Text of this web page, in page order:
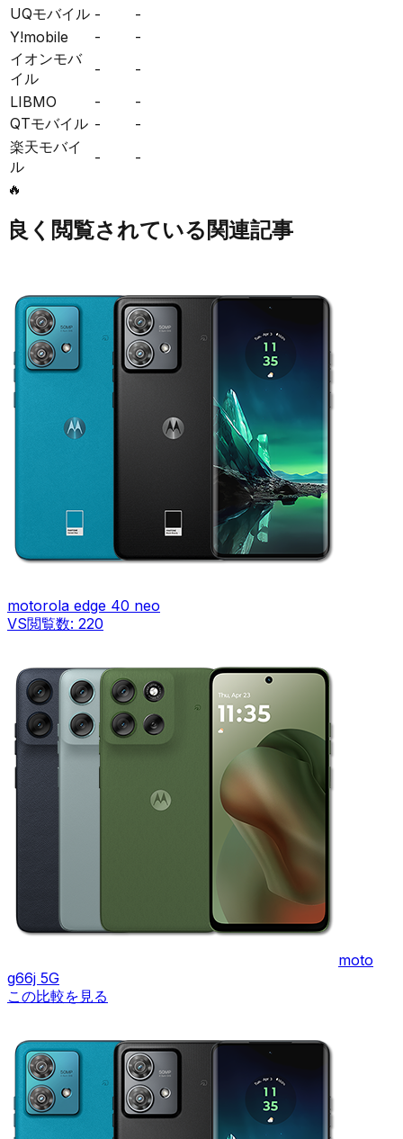
UQモバイル -
-
Y!mobile
-
-
イオンモバ
イル
-
-
LIBMO
-
-
QTモバイル -
-
楽天モバイ
ル
-
-
🔥
良く閲覧されている関連記事
motorola edge 40 neo
VS閲覧数: 220
moto
g66j 5G
この比較を見る